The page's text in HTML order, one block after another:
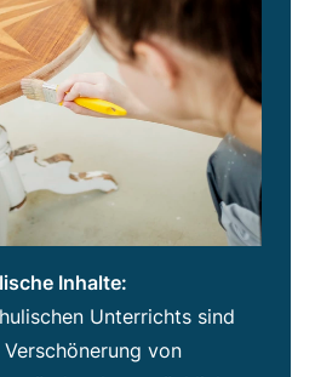
Inhalte:
Unterrichts sind
von